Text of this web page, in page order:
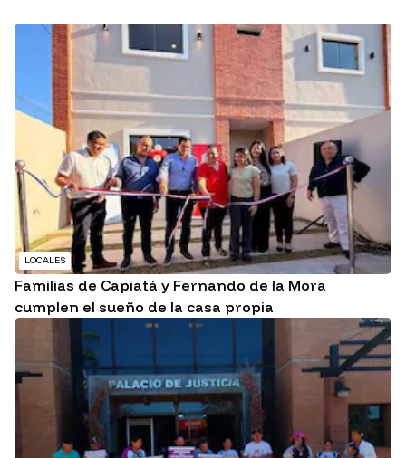
LOCALES
Familias de Capiatá y Fernando de la Mora
cumplen el sueño de la casa propia